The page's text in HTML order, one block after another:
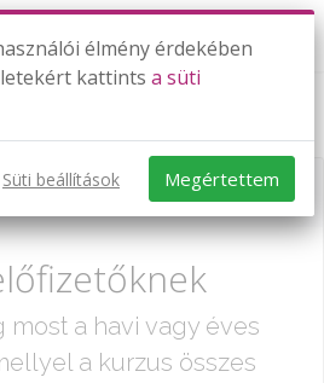
- Régen lovagoltam
most a havi vagy éves
a kurzus összes
élmény érdekében
kattints a süti
Süti beállítások Megértettem